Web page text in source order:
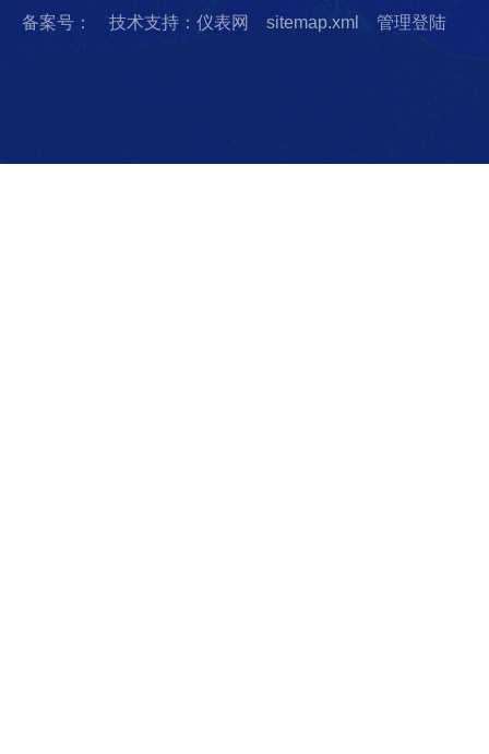
备案号： 技术支持：仪表网 sitemap.xml 管理登陆